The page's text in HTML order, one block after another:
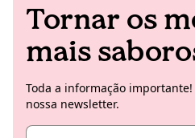
Tornar os
mais
Toda a informação
nossa newsletter.